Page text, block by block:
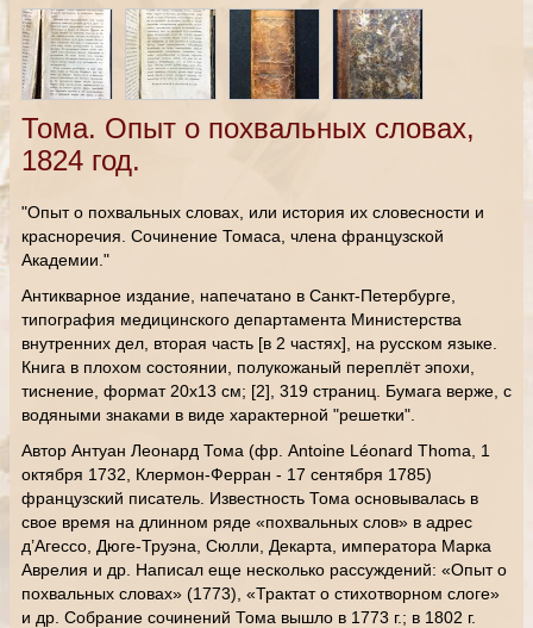
Тома. Опыт о похвальных словах,
1824 год.
"Опыт о похвальных словах, или история их словесности и
красноречия. Сочинение Томаса, члена французской
Академии."
Антикварное издание, напечатано в Санкт-Петербурге,
типография медицинского департамента Министерства
внутренних дел, вторая часть [в 2 частях], на русском языке.
Книга в плохом состоянии, полукожаный переплёт эпохи,
тиснение, формат 20х13 см; [2], 319 страниц. Бумага верже, с
водяными знаками в виде характерной "решетки".
Автор Антуан Леонард Тома (фр. Antoine Léonard Thoma, 1
октября 1732, Клермон-Ферран - 17 сентября 1785)
французский писатель. Известность Тома основывалась в
свое время на длинном ряде «похвальных слов» в адрес
д’Агессо, Дюге-Труэна, Сюлли, Декарта, императора Марка
Аврелия и др. Написал еще несколько рассуждений: «Опыт о
похвальных словах» (1773), «Трактат о стихотворном слоге»
и др. Собрание сочинений Тома вышло в 1773 г.; в 1802 г.